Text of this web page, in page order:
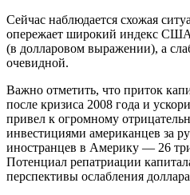
Сейчас наблюдается схожая
опережает широкий индекс
(в долларовом выражении), а
очевидной.
Важно отметить, что приток
после кризиса 2008 года и
привел к огромному
инвестициями американцев за
иностранцев в Америку — 26
Потенциал репатриации
перспективы ослабления